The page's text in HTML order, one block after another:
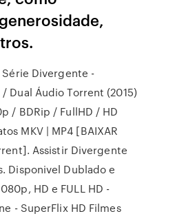
Série Divergente -
Dual Áudio Torrent (2015)
/ BDRip / FullHD / HD
MKV | MP4 [BAIXAR
Assistir Divergente
Disponivel Dublado e
HD e FULL HD -
- SuperFlix HD Filmes